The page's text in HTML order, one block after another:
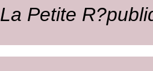
La Petite